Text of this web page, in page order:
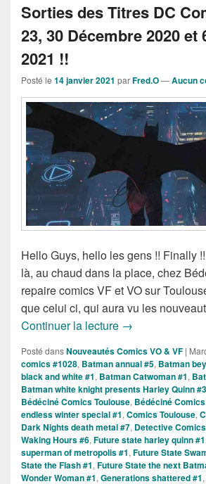
Sorties des Titres DC
23, 30 Décembre 2020 et
2021 !!
Posté le 14 janvier 2021 parFred.O—Aucun
Hello Guys, hello les gens !! Finally
là, au chaud dans la place, chez
repaire comics VF et VO sur
que celui ci, qui aura vu les
Continuer la lecture Sorties des
→
Posté dansNouveautés Comics VO & VF |
comics #1028, Batman annual #5, Batman
black and white #1, Batman Catwoman #1,
Batman white knight presents Harley Quinn #3
Bédéciné Comics Toulouse, Bédéciné
endless winter special #1, Comics Toulouse,
Dark Nights death metal #7, Detective
Waking Hours #6, Future state harley quinn #1
superman of metropolis #1, Future State
State the Flash #1, Future State the next
Wonder Woman #1, Generations shattered #1,